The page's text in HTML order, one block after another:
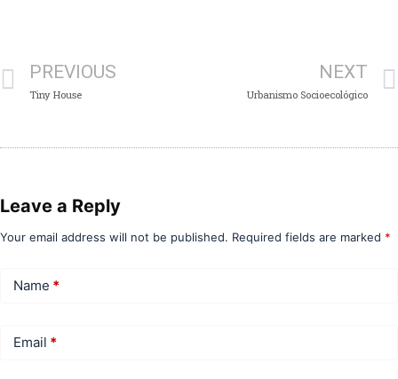
PREVIOUS
Tiny House
NEXT
Urbanismo Socioecológico
Leave a Reply
Your email address will not be published. Required fields are marked *
Name *
Email *